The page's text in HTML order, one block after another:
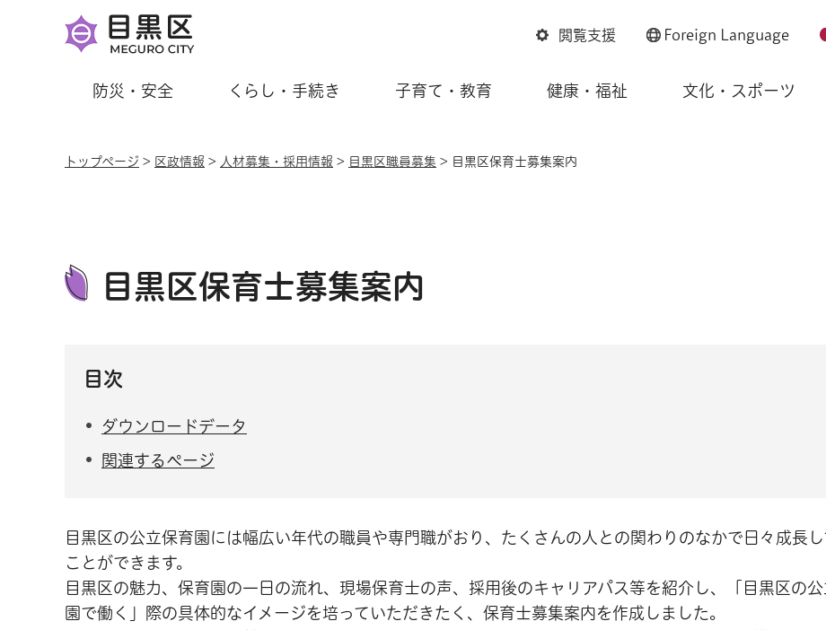
閲覧支援 Foreign Language
防災・安全 くらし・手続き 子育て・教育 健康・福祉 文化・スポーツ
トップページ > 区政情報 > 人材募集・採用情報 > 目黒区職員募集 > 目黒区保育士募集案内
目黒区保育士募集案内
目次
ダウンロードデータ
関連するページ
目黒区の公立保育園には幅広い年代の職員や専門職がおり、たくさんの人との関わりのなかで日々成長し
ことができます。
目黒区の魅力、保育園の一日の流れ、現場保育士の声、採用後のキャリアパス等を紹介し、「目黒区の
園で働く」際の具体的なイメージを培っていただきたく、保育士募集案内を作成しました。